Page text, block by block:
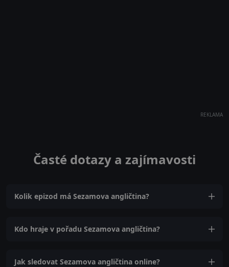
REKLAMA
Časté dotazy a zajímavosti
Kolik epizod má Sezamova angličtina?
Kdo hraje v pořadu Sezamova angličtina?
Jak sledovat Sezamova angličtina online?